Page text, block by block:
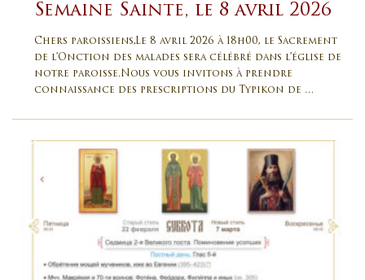
Semaine Sainte, le 8 avril 2026
Chers paroissiens,Le 8 avril 2026 à 18h00, le Sacrement
de l’Onction des malades sera célébré dans l’église de
notre paroisse.Nous vous invitons à prendre
connaissance des prescriptions du Typikon de …